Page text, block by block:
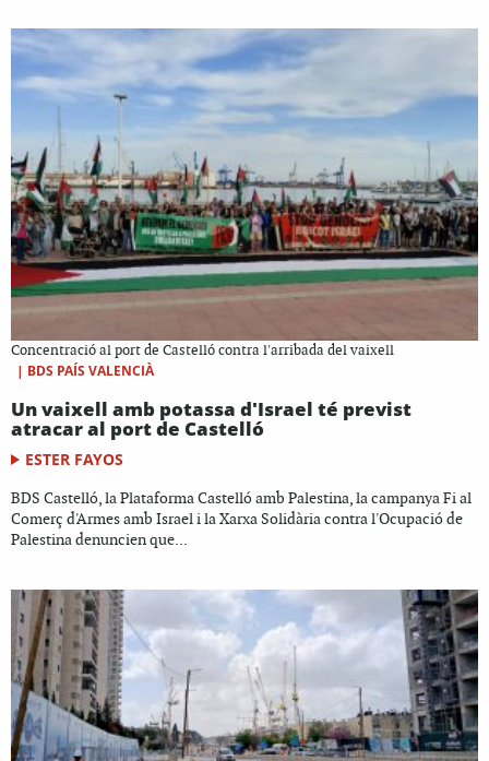
Concentració al port de Castelló contra l'arribada del vaixell
| BDS PAÍS VALENCIÀ
Un vaixell amb potassa d'Israel té previst
atracar al port de Castelló
ESTER FAYOS
BDS Castelló, la Plataforma Castelló amb Palestina, la campanya Fi al
Comerç d'Armes amb Israel i la Xarxa Solidària contra l'Ocupació de
Palestina denuncien que...